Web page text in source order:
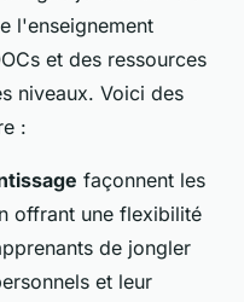
l'enseignement
et des ressources
niveaux. Voici des
:
façonnent les
offrant une flexibilité
de jongler
et leur